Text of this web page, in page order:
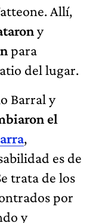
Allí,
y
para
del lugar.
Barral y
el
,
es de
trata de los
por
y